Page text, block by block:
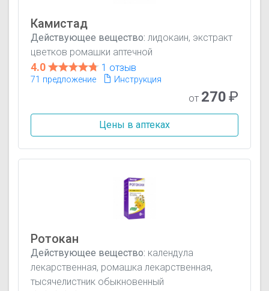
Камистад
Действующее вещество: лидокаин, экстракт
цветков ромашки аптечной
4.0 1 отзыв
71 предложение Инструкция
от 270₽
Цены в аптеках
Ротокан
Действующее вещество: календула
лекарственная, ромашка лекарственная,
тысячелистник обыкновенный